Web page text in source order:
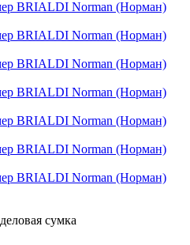
сумка